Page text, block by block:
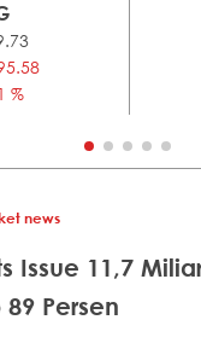
%
news
Issue 11,7
Persen